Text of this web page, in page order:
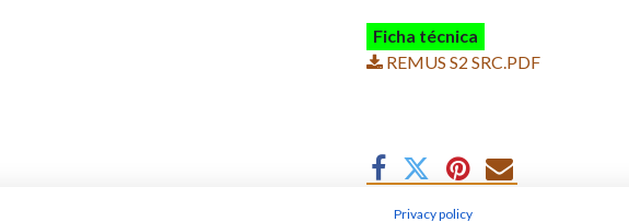
Ficha técnica
REMUS S2 SRC.PDF
Privacy policy